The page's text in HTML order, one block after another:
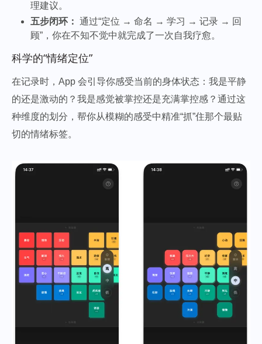
理建议。
五步闭环： 通过“定位 → 命名 → 学习 → 记录 → 回
顾”，你在不知不觉中就完成了一次自我疗愈。
科学的“情绪定位”
在记录时，App 会引导你感受当前的身体状态：我是平静
的还是激动的？我是感觉被掌控还是充满掌控感？通过这
种维度的划分，帮你从模糊的感受中精准“抓”住那个最贴
切的情绪标签。